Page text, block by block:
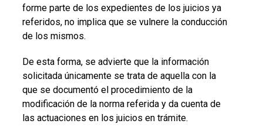
forme parte de los expedientes de los juicios ya
referidos, no implica que se vulnere la conducción
de los mismos.
De esta forma, se advierte que la información
solicitada únicamente se trata de aquella con la
que se documentó el procedimiento de la
modificación de la norma referida y da cuenta de
las actuaciones en los juicios en trámite.